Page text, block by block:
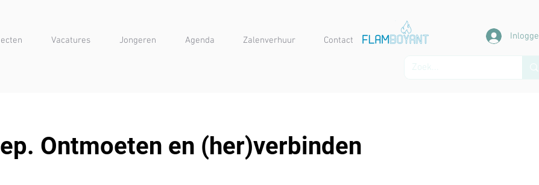
Vacatures Jongeren Agenda Zalenverhuur Contact
Ontmoeten en (her)verbinden